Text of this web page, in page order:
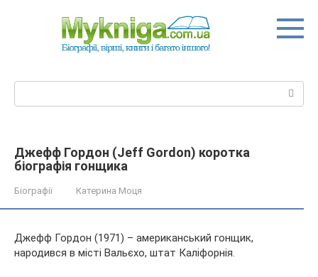
Джефф Гордон (Jeff Gordon) коротка
біографія гонщика
Біографії Катерина Моця
Джефф Гордон (1971) – американський гонщик,
народився в місті Вальєхо, штат Каліфорнія.